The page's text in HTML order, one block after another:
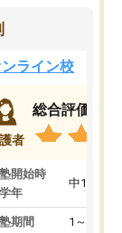
ライン校
者
総合評価
開始時
年
中1
期間 1～3ヵ月